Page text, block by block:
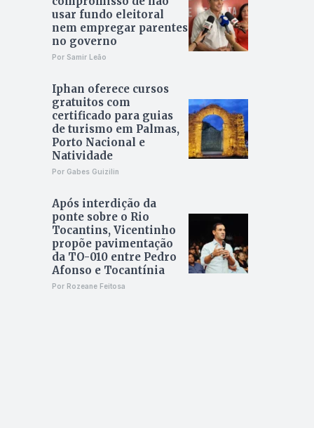
usar fundo eleitoral
nem empregar parentes
no governo
Por Samir Leão
Iphan oferece cursos
gratuitos com
certificado para guias
de turismo em Palmas,
Porto Nacional e
Natividade
Por Gabes Guizilin
Após interdição da
ponte sobre o Rio
Tocantins, Vicentinho
propõe pavimentação
da TO-010 entre Pedro
Afonso e Tocantínia
Por Rozeane Feitosa